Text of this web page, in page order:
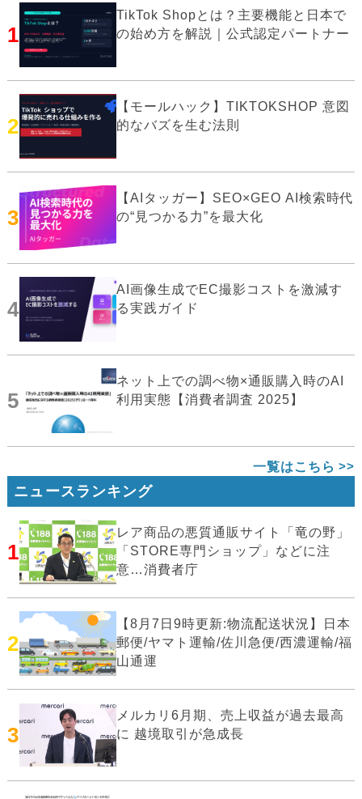
1
TikTok Shopとは？主要機能と日本で
の始め方を解説｜公式認定パートナー
2
【モールハック】TIKTOKSHOP 意図
的なバズを生む法則
3
【AIタッガー】SEO×GEO AI検索時代
の“見つかる力”を最大化
4
AI画像生成でEC撮影コストを激減す
る実践ガイド
5
ネット上での調べ物×通販購入時のAI
利用実態【消費者調査 2025】
一覧はこちら
ニュースランキング
1
レア商品の悪質通販サイト「竜の野」
「STORE専門ショップ」などに注
意…消費者庁
2
【8月7日9時更新:物流配送状況】日本
郵便/ヤマト運輸/佐川急便/西濃運輸/福
山通運
3
メルカリ6月期、売上収益が過去最高
に 越境取引が急成長